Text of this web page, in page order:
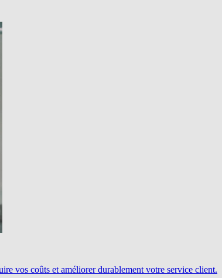
vos coûts et améliorer durablement votre service client.